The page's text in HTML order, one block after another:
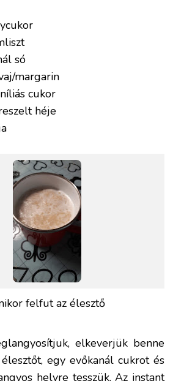
só
margarin
cukor
héje
felfut az élesztő
elkeverjük benne
egy evőkanál cukrot és
helyre tesszük. Az instant